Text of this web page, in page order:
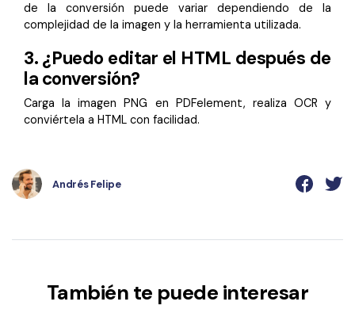
de la conversión puede variar dependiendo de la
complejidad de la imagen y la herramienta utilizada.
3. ¿Puedo editar el HTML después de
la conversión?
Carga la imagen PNG en PDFelement, realiza OCR y
conviértela a HTML con facilidad.
Andrés Felipe
También te puede interesar